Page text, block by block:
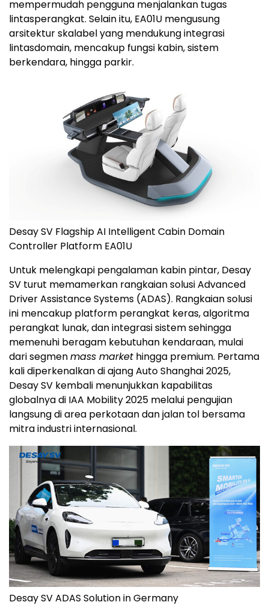
mempermudah pengguna menjalankan tugas
lintasperangkat. Selain itu, EA01U mengusung
arsitektur skalabel yang mendukung integrasi
lintasdomain, mencakup fungsi kabin, sistem
berkendara, hingga parkir.
Desay SV Flagship AI Intelligent Cabin Domain
Controller Platform EA01U
Untuk melengkapi pengalaman kabin pintar, Desay
SV turut memamerkan rangkaian solusi Advanced
Driver Assistance Systems (ADAS). Rangkaian solusi
ini mencakup platform perangkat keras, algoritma
perangkat lunak, dan integrasi sistem sehingga
memenuhi beragam kebutuhan kendaraan, mulai
dari segmenmass market hingga premium. Pertama
kali diperkenalkan di ajang Auto Shanghai 2025,
Desay SV kembali menunjukkan kapabilitas
globalnya di IAA Mobility 2025 melalui pengujian
langsung di area perkotaan dan jalan tol bersama
mitra industri internasional.
Desay SV ADAS Solution in Germany